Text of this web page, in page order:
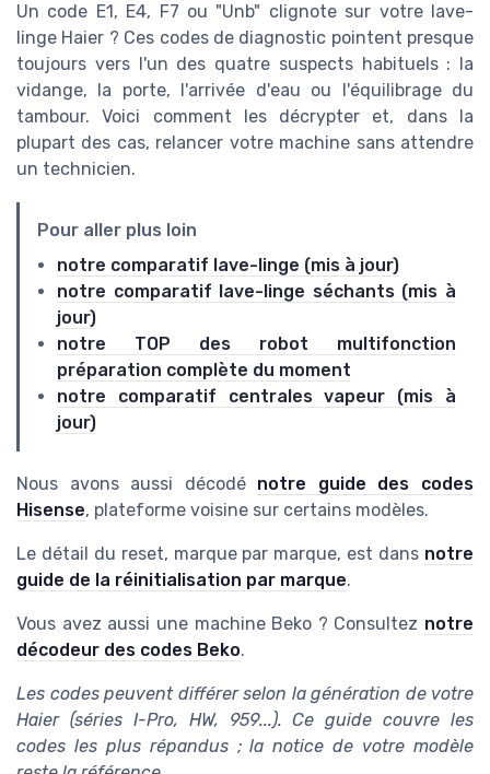
Un code E1, E4, F7 ou "Unb" clignote sur votre lave-
linge Haier ? Ces codes de diagnostic pointent presque
toujours vers l'un des quatre suspects habituels : la
vidange, la porte, l'arrivée d'eau ou l'équilibrage du
tambour. Voici comment les décrypter et, dans la
plupart des cas, relancer votre machine sans attendre
un technicien.
Pour aller plus loin
notre comparatif lave-linge (mis à jour)
notre comparatif lave-linge séchants (mis à
jour)
notre TOP des robot multifonction
préparation complète du moment
notre comparatif centrales vapeur (mis à
jour)
Nous avons aussi décodé notre guide des codes
Hisense, plateforme voisine sur certains modèles.
Le détail du reset, marque par marque, est dans notre
guide de la réinitialisation par marque.
Vous avez aussi une machine Beko ? Consultez notre
décodeur des codes Beko.
Les codes peuvent différer selon la génération de votre
Haier (séries I-Pro, HW, 959...). Ce guide couvre les
codes les plus répandus ; la notice de votre modèle